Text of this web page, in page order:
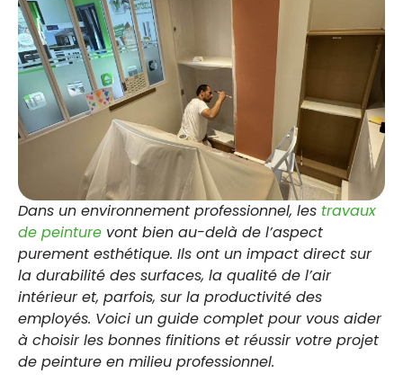
Dans un environnement professionnel, les travaux
de peinture vont bien au-delà de l’aspect
purement esthétique. Ils ont un impact direct sur
la durabilité des surfaces, la qualité de l’air
intérieur et, parfois, sur la productivité des
employés. Voici un guide complet pour vous aider
à choisir les bonnes finitions et réussir votre projet
de peinture en milieu professionnel.